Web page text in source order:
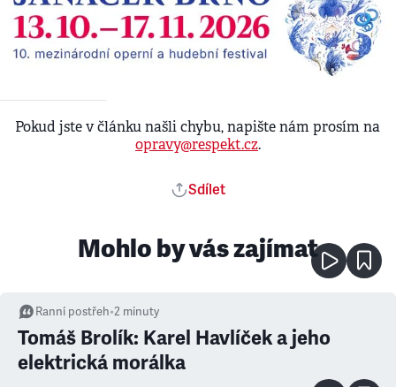
Pokud jste v článku našli chybu, napište nám prosím na
opravy@respekt.cz.
Sdílet
Mohlo by vás zajímat
Ranní postřeh•2 minuty
Tomáš Brolík: Karel Havlíček a jeho
elektrická morálka